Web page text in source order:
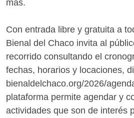
más.
Con entrada libre y gratuita a
Bienal del Chaco invita al
recorrido consultando el
fechas, horarios y locaciones,
bienaldelchaco.org/2026/
plataforma permite agendar y
actividades que son de interés